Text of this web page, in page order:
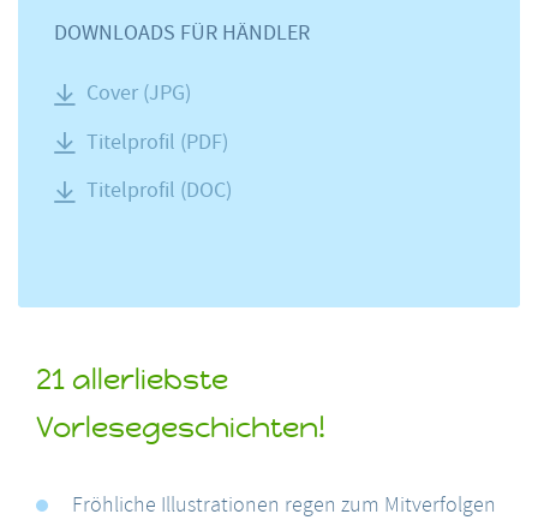
DOWNLOADS FÜR HÄNDLER
Cover (JPG)
Titelprofil (PDF)
Titelprofil (DOC)
21 allerliebste
Vorlesegeschichten!
Fröhliche Illustrationen regen zum Mitverfolgen